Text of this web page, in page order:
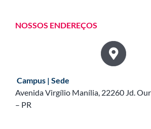
NOSSOS ENDEREÇOS
Campus | Sede
Avenida Virgílio Manília, 22260 Jd.
– PR